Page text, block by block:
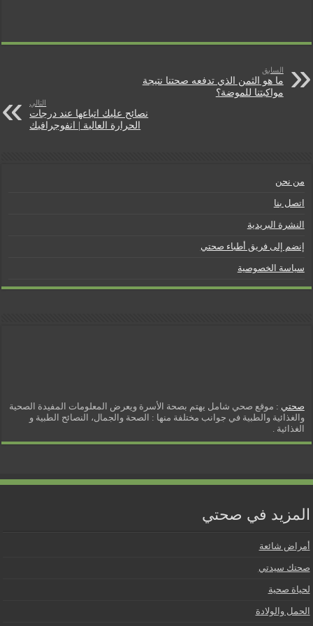
السابق
ما هو الثمن الذي تدفعه صحتنا نتيجة
مواكبتنا للموضة؟
التالي
نصائح عليك اتباعها عند درجات
الحرارة العالية | انفوجرافيك
من نحن
اتصل بنا
النشرة البريدية
إنضم إلى فريق أطباء صحتي
سياسة الخصوصية
صحتي : موقع صحي شامل يهتم بصحة الأسرة ويعرض المعلومات المفيدة الصحية
والغذائية والطبية في جوانب مختلفة منها : الصحة والجمال، النصائح الطبية و
الغذائية .
المزيد في صحتي
أمراض شائعة
صحتك سيدتي
لحياة صحية
الحمل والولادة